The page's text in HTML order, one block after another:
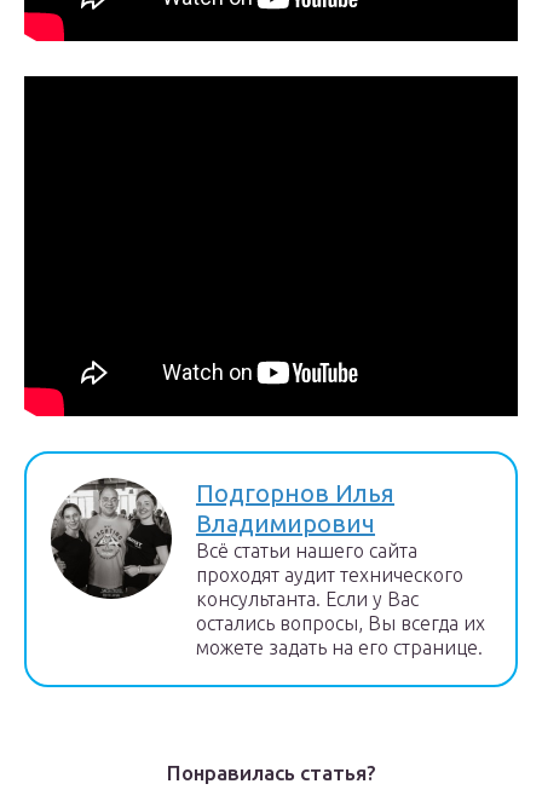
Подгорнов Илья
Владимирович
Всё статьи нашего сайта
проходят аудит технического
консультанта. Если у Вас
остались вопросы, Вы всегда их
можете задать на его странице.
Понравилась статья?